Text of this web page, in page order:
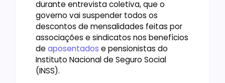
durante entrevista coletiva, que o
governo vai suspender todos os
descontos de mensalidades feitas por
associações e sindicatos nos benefícios
de aposentados e pensionistas do
Instituto Nacional de Seguro Social
(INSS).